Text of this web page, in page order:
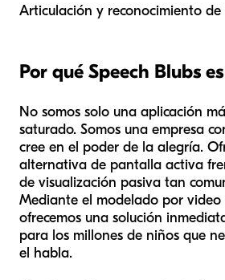
Articulación y reconocimiento de
Por qué Speech Blubs
No somos solo una aplicación
saturado. Somos una empresa
cree en el poder de la alegría.
alternativa de pantalla activa
de visualización pasiva tan
Mediante el modelado por
ofrecemos una solución
para los millones de niños que
el habla.